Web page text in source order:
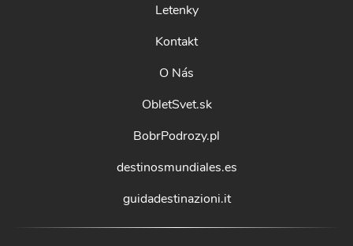
Letenky
Kontakt
O Nás
ObletSvet.sk
BobrPodrozy.pl
destinosmundiales.es
guidadestinazioni.it